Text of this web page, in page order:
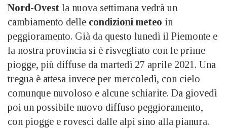
Nord-Ovest la nuova settimana vedrà un
cambiamento delle condizioni meteo in
peggioramento. Già da questo lunedì il Piemonte e
la nostra provincia si è risvegliato con le prime
piogge, più diffuse da martedì 27 aprile 2021. Una
tregua è attesa invece per mercoledì, con cielo
comunque nuvoloso e alcune schiarite. Da giovedì
poi un possibile nuovo diffuso peggioramento,
con piogge e rovesci dalle alpi sino alla pianura.